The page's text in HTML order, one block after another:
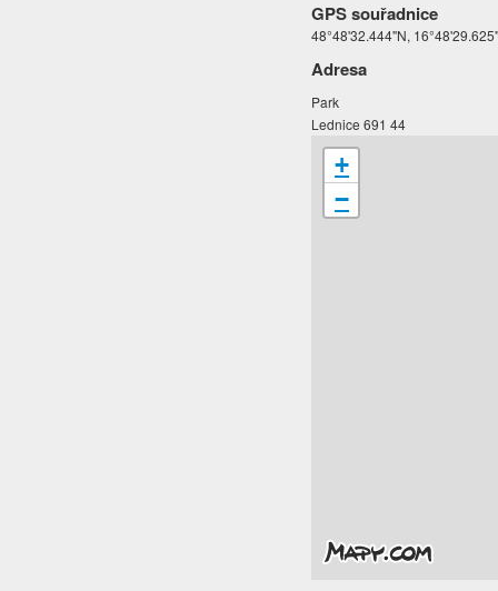
GPS souřadnice
48°48'32.444"N,
Adresa
Park
Lednice 691 44
+
−